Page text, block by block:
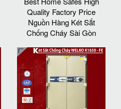
Quality Factory Price
Nguồn Hàng Két Sắt
Chống Cháy Sài Gòn